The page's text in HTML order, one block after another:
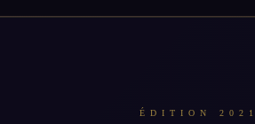
ÉDITION 2021